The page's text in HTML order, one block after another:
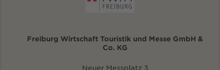
Freiburg Wirtschaft Touristik und Messe GmbH &
Co. KG
Neuer Messplatz 3